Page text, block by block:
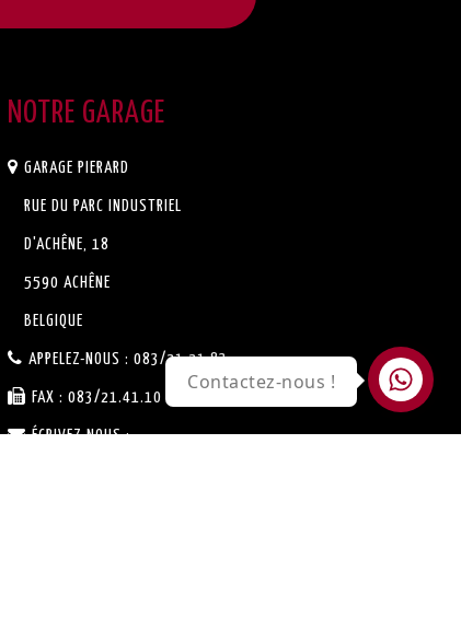
NOTRE GARAGE
GARAGE PIERARD
RUE DU PARC INDUSTRIEL
D'ACHÊNE, 18
5590 ACHÊNE
BELGIQUE
APPELEZ-NOUS : 083/21.21.83
FAX : 083/21.41.10
ÉCRIVEZ-NOUS :
Contactez-nous !